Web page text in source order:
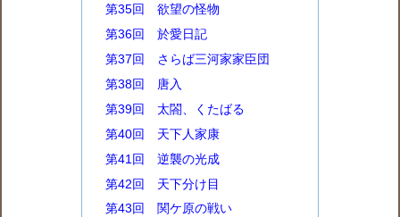
第35回 欲望の怪物
第36回 於愛日記
第37回 さらば三河家家臣団
第38回 唐入
第39回 太閤、くたばる
第40回 天下人家康
第41回 逆襲の光成
第42回 天下分け目
第43回 関ケ原の戦い